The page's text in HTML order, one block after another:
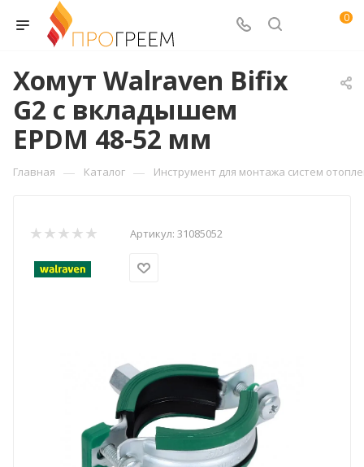
0
Хомут Walraven Bifix
G2 с вкладышем
EPDM 48-52 мм
Главная — Каталог — Инструмент для монтажа систем
Артикул: 31085052